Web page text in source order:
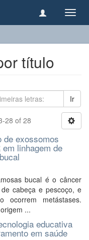
título
Ir
28 of 28
de exossomos
linhagem de
bucal é o câncer
cabeça e pescoço, e
metástases.
...
educativa
em saúde